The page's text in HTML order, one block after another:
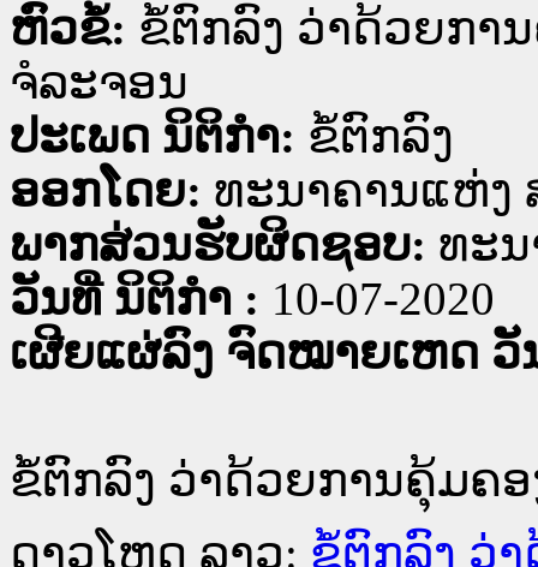
ຫົວຂໍ້: ຂໍ້ຕົກລົງ ວ່າດ້ວຍກາ
ຈໍລະຈອນ
ປະເພດ ນິຕິກໍາ: ຂໍ້ຕົກລົງ
ອອກໂດຍ: ທະນາຄານແຫ່ງ
ພາກສ່ວນຮັບຜິດຊອບ: ທະ
ວັນທີ່ ນິຕິກໍາ : 10-07-2020
ເຜີຍແຜ່ລົງ ຈົດໝາຍເຫດ ວັ
ຂໍ້ຕົກລົງ ວ່າດ້ວຍການຄຸ້ມຄ
ດາວໂຫຼດ ລາວ: ຂໍ້ຕົກລົງ ວ່